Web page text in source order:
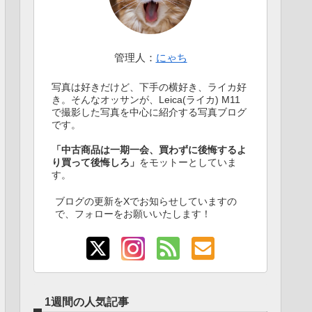
管理人： にゃち
写真は好きだけど、下手の横好き、ライカ好
き。そんなオッサンが、Leica(ライカ) M11
で撮影した写真を中心に紹介する写真ブログ
です。
「中古商品は一期一会、買わずに後悔するよ
り買って後悔しろ」 をモットーとしていま
す。
ブログの更新をXでお知らせしていますの
で、フォローをお願いいたします！
1週間の人気記事